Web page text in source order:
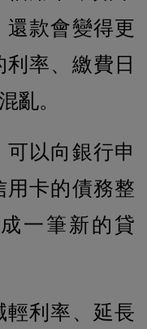
款會變得更
率、繳費日
亂。
以向銀行申
卡的債務整
成一筆新的貸
利率、延長